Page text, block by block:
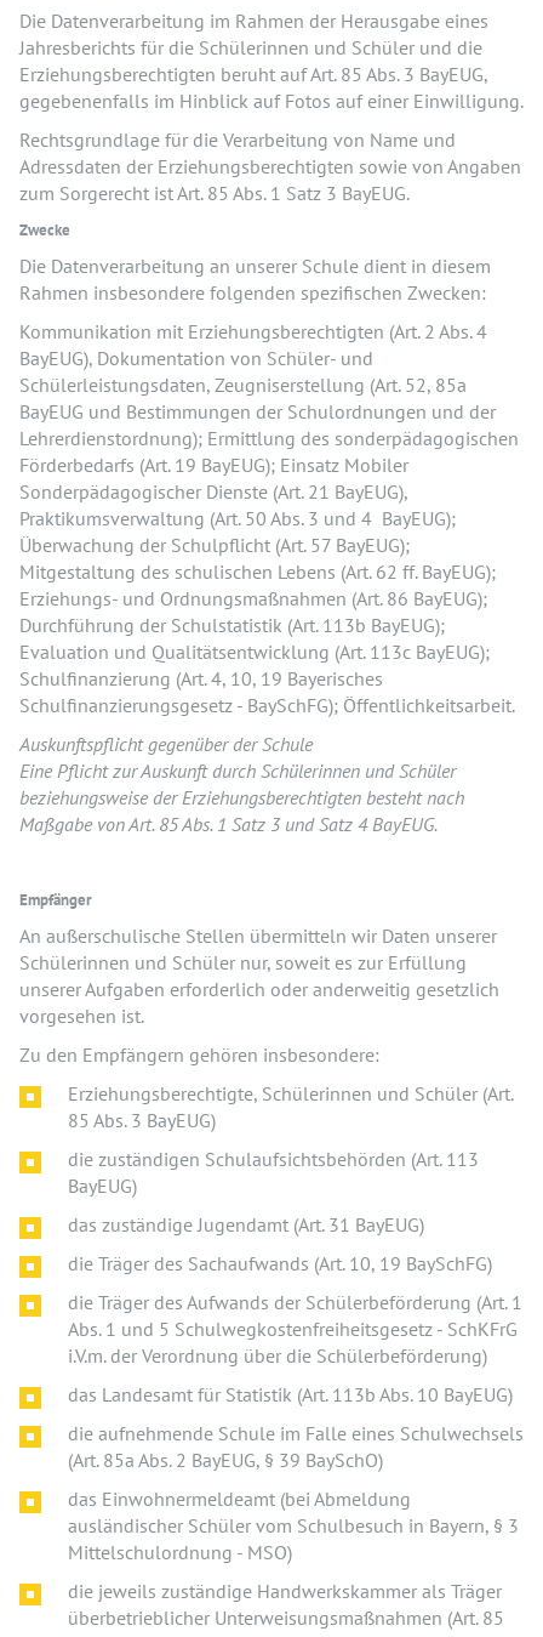
Die Datenverarbeitung im Rahmen der Herausgabe eines
Jahresberichts für die Schülerinnen und Schüler und die
Erziehungsberechtigten beruht auf Art. 85 Abs. 3 BayEUG,
gegebenenfalls im Hinblick auf Fotos auf einer Einwilligung.
Rechtsgrundlage für die Verarbeitung von Name und
Adressdaten der Erziehungsberechtigten sowie von Angaben
zum Sorgerecht ist Art. 85 Abs. 1 Satz 3 BayEUG.
Zwecke
Die Datenverarbeitung an unserer Schule dient in diesem
Rahmen insbesondere folgenden spezifischen Zwecken:
Kommunikation mit Erziehungsberechtigten (Art. 2 Abs. 4
BayEUG), Dokumentation von Schüler- und
Schülerleistungsdaten, Zeugniserstellung (Art. 52, 85a
BayEUG und Bestimmungen der Schulordnungen und der
Lehrerdienstordnung); Ermittlung des sonderpädagogischen
Förderbedarfs (Art. 19 BayEUG); Einsatz Mobiler
Sonderpädagogischer Dienste (Art. 21 BayEUG),
Praktikumsverwaltung (Art. 50 Abs. 3 und 4 BayEUG);
Überwachung der Schulpflicht (Art. 57 BayEUG);
Mitgestaltung des schulischen Lebens (Art. 62 ff. BayEUG);
Erziehungs- und Ordnungsmaßnahmen (Art. 86 BayEUG);
Durchführung der Schulstatistik (Art. 113b BayEUG);
Evaluation und Qualitätsentwicklung (Art. 113c BayEUG);
Schulfinanzierung (Art. 4, 10, 19 Bayerisches
Schulfinanzierungsgesetz - BaySchFG); Öffentlichkeitsarbeit.
Auskunftspflicht gegenüber der Schule
Eine Pflicht zur Auskunft durch Schülerinnen und Schüler
beziehungsweise der Erziehungsberechtigten besteht nach
Maßgabe von Art. 85 Abs. 1 Satz 3 und Satz 4 BayEUG.
Empfänger
An außerschulische Stellen übermitteln wir Daten unserer
Schülerinnen und Schüler nur, soweit es zur Erfüllung
unserer Aufgaben erforderlich oder anderweitig gesetzlich
vorgesehen ist.
Zu den Empfängern gehören insbesondere:
Erziehungsberechtigte, Schülerinnen und Schüler (Art.
85 Abs. 3 BayEUG)
die zuständigen Schulaufsichtsbehörden (Art. 113
BayEUG)
das zuständige Jugendamt (Art. 31 BayEUG)
die Träger des Sachaufwands (Art. 10, 19 BaySchFG)
die Träger des Aufwands der Schülerbeförderung (Art. 1
Abs. 1 und 5 Schulwegkostenfreiheitsgesetz - SchKFrG
i.V.m. der Verordnung über die Schülerbeförderung)
das Landesamt für Statistik (Art. 113b Abs. 10 BayEUG)
die aufnehmende Schule im Falle eines Schulwechsels
(Art. 85a Abs. 2 BayEUG, § 39 BaySchO)
das Einwohnermeldeamt (bei Abmeldung
ausländischer Schüler vom Schulbesuch in Bayern, § 3
Mittelschulordnung - MSO)
die jeweils zuständige Handwerkskammer als Träger
überbetrieblicher Unterweisungsmaßnahmen (Art. 85